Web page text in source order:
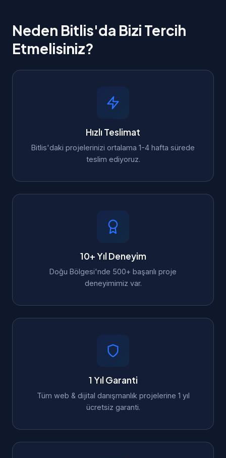
Neden Bitlis'da Bizi Tercih
Etmelisiniz?
Hızlı Teslimat
Bitlis'daki projelerinizi ortalama 1-4 hafta sürede
teslim ediyoruz.
10+ Yıl Deneyim
Doğu Bölgesi'nde 500+ başarılı proje
deneyimimiz var.
1 Yıl Garanti
Tüm web & dijital danışmanlık projelerine 1 yıl
ücretsiz garanti.